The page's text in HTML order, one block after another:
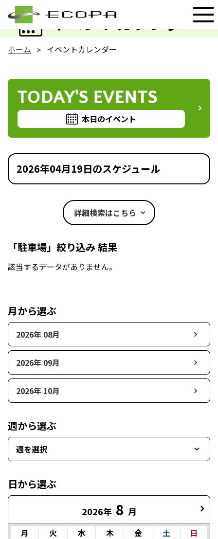
イベントカレンダー
EVENT
ホーム イベントカレンダー
TODAY'S EVENTS
本日のイベント
2026年04月19日のスケジュール
詳細検索はこちら
「駐車場」絞り込み 結果
該当するデータがありません。
月から選ぶ
2026年 08月
2026年 09月
2026年 10月
週から選ぶ
週を選択
日から選ぶ
2026年 8 月
月 火 水 木 金 土
日